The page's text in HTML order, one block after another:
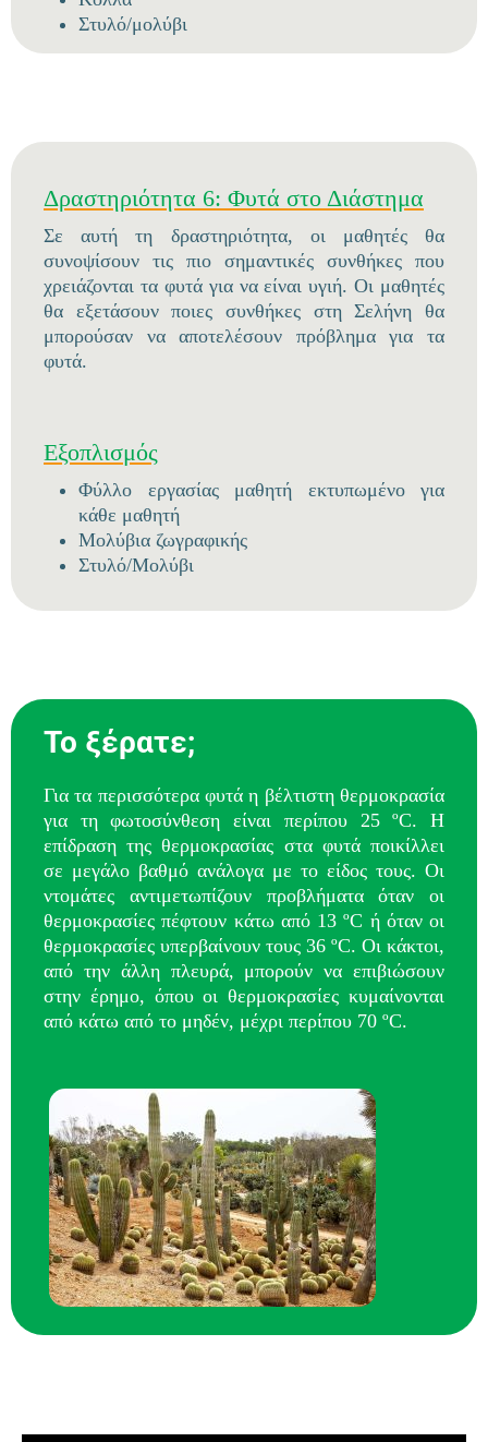
Στυλό/μολύβι
Δραστηριότητα 6: Φυτά στο Διάστημα
Σε αυτή τη δραστηριότητα, οι μαθητές θα
συνοψίσουν τις πιο σημαντικές συνθήκες που
χρειάζονται τα φυτά για να είναι υγιή. Οι μαθητές
θα εξετάσουν ποιες συνθήκες στη Σελήνη θα
μπορούσαν να αποτελέσουν πρόβλημα για τα
φυτά.
Εξοπλισμός
Φύλλο εργασίας μαθητή εκτυπωμένο για
κάθε μαθητή
Μολύβια ζωγραφικής
Στυλό/Μολύβι
Το ξέρατε;
Για τα περισσότερα φυτά η βέλτιστη θερμοκρασία
για τη φωτοσύνθεση είναι περίπου 25 ºC. Η
επίδραση της θερμοκρασίας στα φυτά ποικίλλει
σε μεγάλο βαθμό ανάλογα με το είδος τους. Οι
ντομάτες αντιμετωπίζουν προβλήματα όταν οι
θερμοκρασίες πέφτουν κάτω από 13 ºC ή όταν οι
θερμοκρασίες υπερβαίνουν τους 36 ºC. Οι κάκτοι,
από την άλλη πλευρά, μπορούν να επιβιώσουν
στην έρημο, όπου οι θερμοκρασίες κυμαίνονται
από κάτω από το μηδέν, μέχρι περίπου 70 ºC.